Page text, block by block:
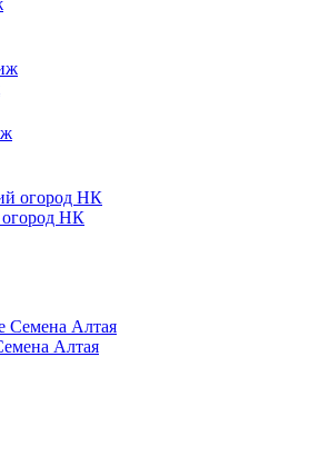
огород НК
Алтая